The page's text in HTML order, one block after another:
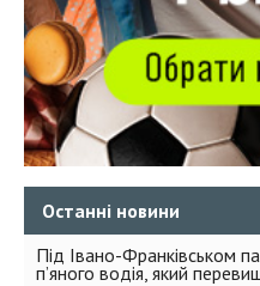
Останні новини
Під Івано-Франківськом
п’яного водія, який